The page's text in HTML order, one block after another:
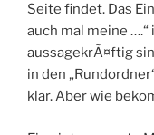
Seite findet. Das
auch mal meine
aussagekrÃ¤ftig
in den
klar. Aber wie